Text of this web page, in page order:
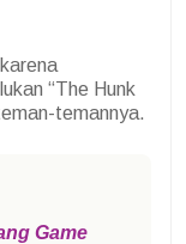
“The Hunk
temannya.
Game